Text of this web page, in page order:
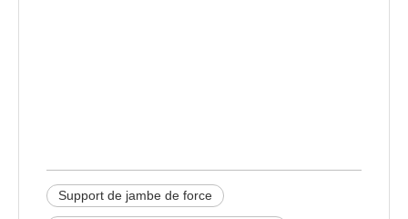
Support de jambe de force